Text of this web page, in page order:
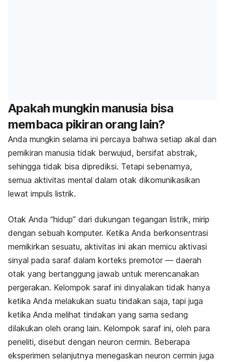
Apakah mungkin manusia bisa
membaca pikiran orang lain?
Anda mungkin selama ini percaya bahwa setiap akal dan
pemikiran manusia tidak berwujud, bersifat abstrak,
sehingga tidak bisa diprediksi. Tetapi sebenarnya,
semua aktivitas mental dalam otak dikomunikasikan
lewat impuls listrik.
Otak Anda “hidup” dari dukungan tegangan listrik, mirip
dengan sebuah komputer. Ketika Anda berkonsentrasi
memikirkan sesuatu, aktivitas ini akan memicu aktivasi
sinyal pada saraf dalam korteks premotor — daerah
otak yang bertanggung jawab untuk merencanakan
pergerakan. Kelompok saraf ini dinyalakan tidak hanya
ketika Anda melakukan suatu tindakan saja, tapi juga
ketika Anda melihat tindakan yang sama sedang
dilakukan oleh orang lain. Kelompok saraf ini, oleh para
peneliti, disebut dengan neuron cermin. Beberapa
eksperimen selanjutnya menegaskan neuron cermin juga